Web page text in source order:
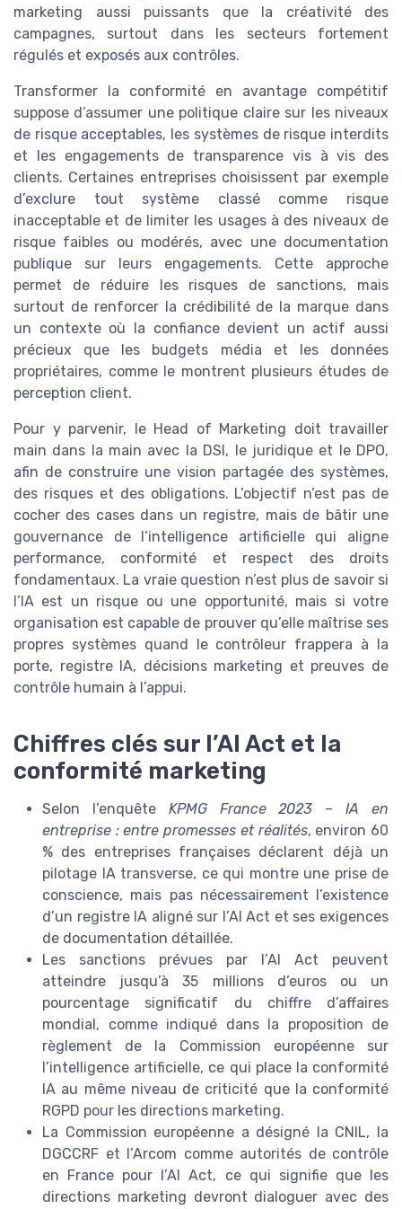
marketing aussi puissants que la créativité des
campagnes, surtout dans les secteurs fortement
régulés et exposés aux contrôles.
Transformer la conformité en avantage compétitif
suppose d’assumer une politique claire sur les niveaux
de risque acceptables, les systèmes de risque interdits
et les engagements de transparence vis à vis des
clients. Certaines entreprises choisissent par exemple
d’exclure tout système classé comme risque
inacceptable et de limiter les usages à des niveaux de
risque faibles ou modérés, avec une documentation
publique sur leurs engagements. Cette approche
permet de réduire les risques de sanctions, mais
surtout de renforcer la crédibilité de la marque dans
un contexte où la confiance devient un actif aussi
précieux que les budgets média et les données
propriétaires, comme le montrent plusieurs études de
perception client.
Pour y parvenir, le Head of Marketing doit travailler
main dans la main avec la DSI, le juridique et le DPO,
afin de construire une vision partagée des systèmes,
des risques et des obligations. L’objectif n’est pas de
cocher des cases dans un registre, mais de bâtir une
gouvernance de l’intelligence artificielle qui aligne
performance, conformité et respect des droits
fondamentaux. La vraie question n’est plus de savoir si
l’IA est un risque ou une opportunité, mais si votre
organisation est capable de prouver qu’elle maîtrise ses
propres systèmes quand le contrôleur frappera à la
porte, registre IA, décisions marketing et preuves de
contrôle humain à l’appui.
Chiffres clés sur l’AI Act et la
conformité marketing
Selon l’enquête KPMG France 2023 – IA en
entreprise : entre promesses et réalités, environ 60
% des entreprises françaises déclarent déjà un
pilotage IA transverse, ce qui montre une prise de
conscience, mais pas nécessairement l’existence
d’un registre IA aligné sur l’AI Act et ses exigences
de documentation détaillée.
Les sanctions prévues par l’AI Act peuvent
atteindre jusqu’à 35 millions d’euros ou un
pourcentage significatif du chiffre d’affaires
mondial, comme indiqué dans la proposition de
règlement de la Commission européenne sur
l’intelligence artificielle, ce qui place la conformité
IA au même niveau de criticité que la conformité
RGPD pour les directions marketing.
La Commission européenne a désigné la CNIL, la
DGCCRF et l’Arcom comme autorités de contrôle
en France pour l’AI Act, ce qui signifie que les
directions marketing devront dialoguer avec des